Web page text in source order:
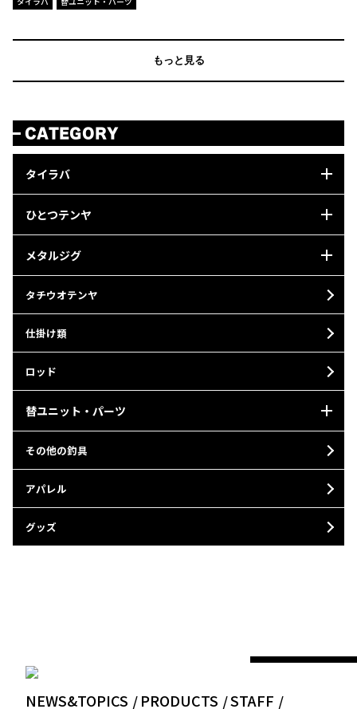
CATEGORY
タイラバ
ひとつテンヤ
メタルジグ
タチウオテンヤ
仕掛け類
ロッド
替ユニット・パーツ
その他の釣具
アパレル
グッズ
もっと見る
NEWS&TOPICS PRODUCTS STAFF